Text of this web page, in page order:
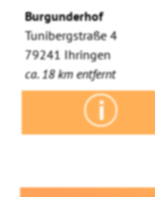
Burgunderhof
Tunibergstraße 4
79241 Ihringen
ca. 18 km entfernt